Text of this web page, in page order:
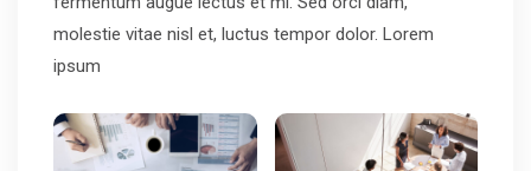
molestie vitae nisl et, luctus tempor dolor. Lorem
ipsum